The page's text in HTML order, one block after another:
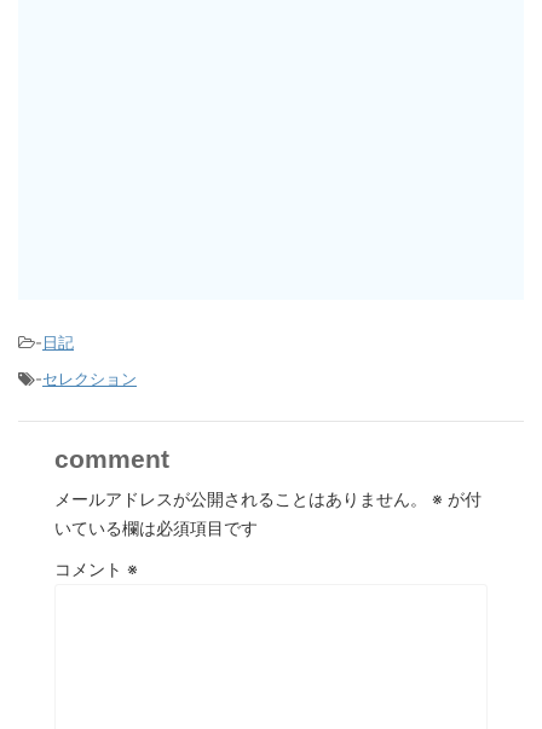
-日記
-セレクション
comment
メールアドレスが公開されることはありません。 ※ が付
いている欄は必須項目です
コメント ※